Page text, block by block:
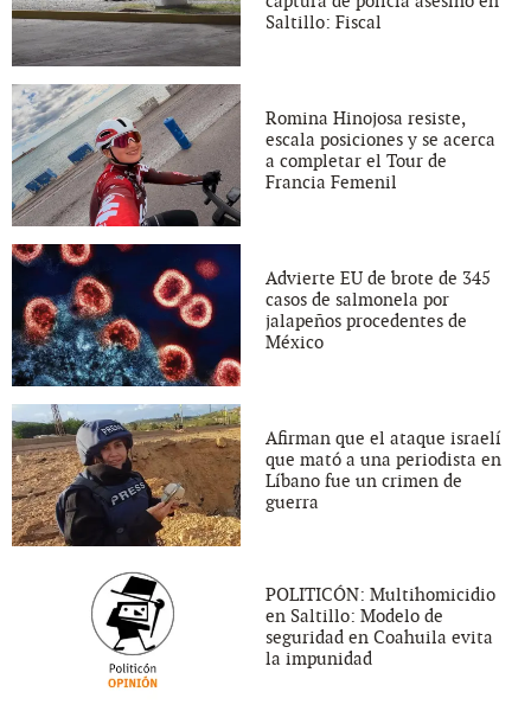
Saltillo: Fiscal
Romina Hinojosa resiste,
escala posiciones y se acerca
a completar el Tour de
Francia Femenil
Advierte EU de brote de 345
casos de salmonela por
jalapeños procedentes de
México
Afirman que el ataque israelí
que mató a una periodista en
Líbano fue un crimen de
guerra
POLITICÓN: Multihomicidio
en Saltillo: Modelo de
seguridad en Coahuila evita
la impunidad